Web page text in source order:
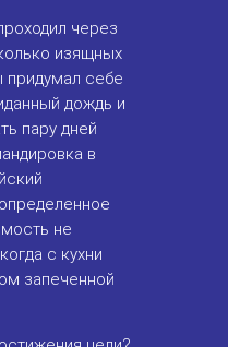
через
изящных
придумал себе
дождь и
пару дней
в
не
с кухни
запеченной